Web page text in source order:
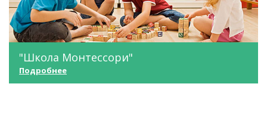
"Школа Монтессори"
Подробнее